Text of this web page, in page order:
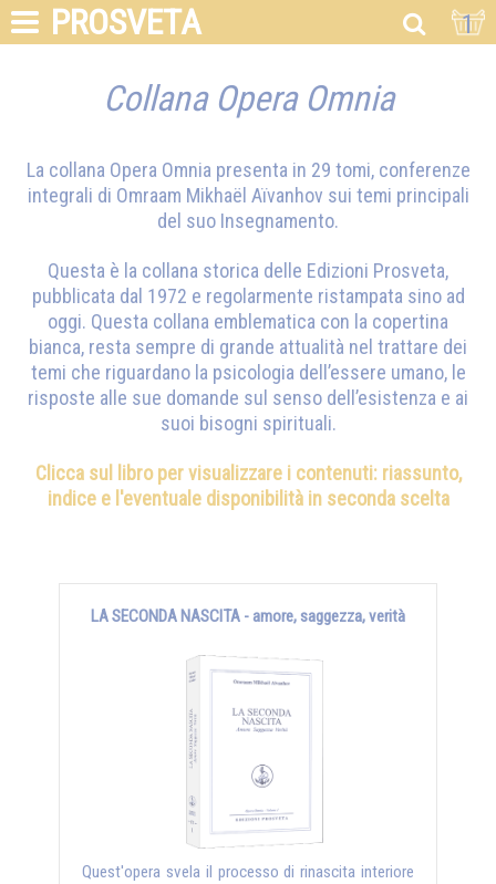
PROSVETA 1
Collana Opera Omnia
La collana Opera Omnia presenta in 29 tomi, conferenze
integrali di Omraam Mikhaël Aïvanhov sui temi principali
del suo Insegnamento.
Questa è la collana storica delle Edizioni Prosveta,
pubblicata dal 1972 e regolarmente ristampata sino ad
oggi. Questa collana emblematica con la copertina
bianca, resta sempre di grande attualità nel trattare dei
temi che riguardano la psicologia dell’essere umano, le
risposte alle sue domande sul senso dell’esistenza e ai
suoi bisogni spirituali.
Clicca sul libro per visualizzare i contenuti: riassunto,
indice e l'eventuale disponibilità in seconda scelta
LA SECONDA NASCITA - amore, saggezza, verità
Quest'opera svela il processo di rinascita interiore